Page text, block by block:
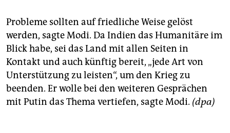
Probleme sollten auf friedliche Weise gelöst
werden, sagte Modi. Da Indien das Humanitäre im
Blick habe, sei das Land mit allen Seiten in
Kontakt und auch künftig bereit, „jede Art von
Unterstützung zu leisten“, um den Krieg zu
beenden. Er wolle bei den weiteren Gesprächen
mit Putin das Thema vertiefen, sagte Modi. (dpa)